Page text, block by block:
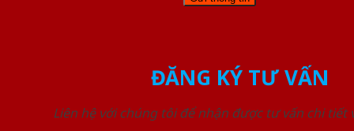
ĐĂNG KÝ TƯ VẤN
Liên hệ với chúng tôi để nhận được tư vấn chi tiết